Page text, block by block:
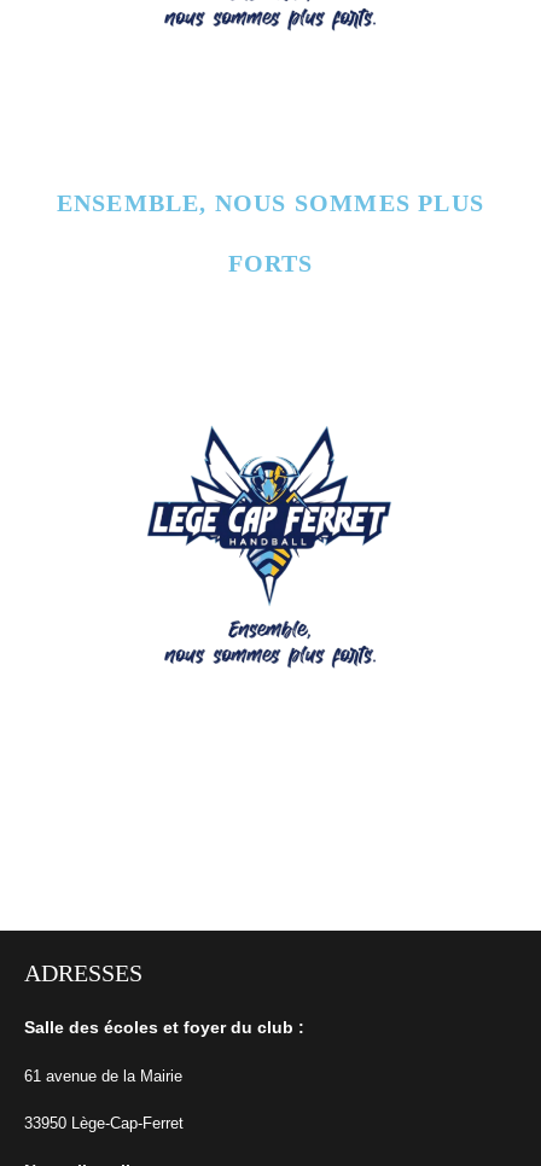
ENSEMBLE, NOUS SOMMES PLUS
FORTS
ADRESSES
Salle des écoles et foyer du club :
61 avenue de la Mairie
33950 Lège-Cap-Ferret